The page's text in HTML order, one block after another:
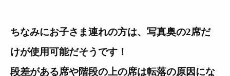
ちなみにお子さま連れの方は、写真奥の2席だ
けが使用可能だそうです！
段差がある席や階段の上の席は転落の原因にな